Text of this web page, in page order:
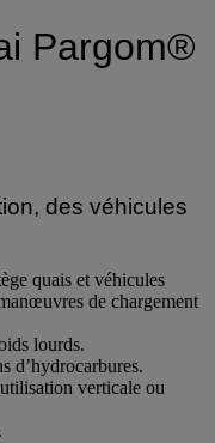
Pargom®
des véhicules
quais et véhicules
de chargement
lourds.
d’hydrocarbures.
verticale ou